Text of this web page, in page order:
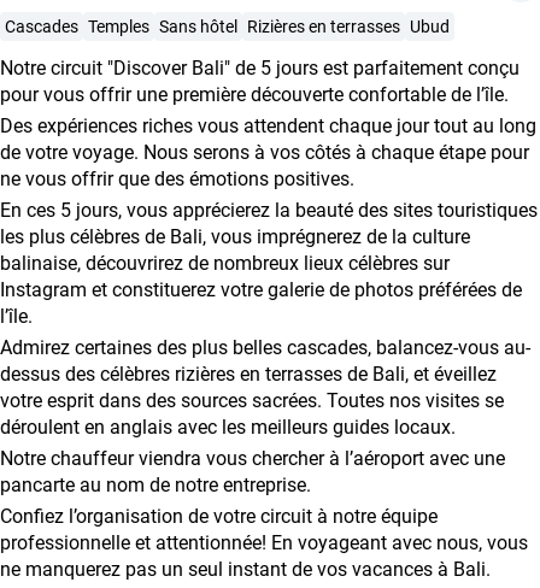
Coopération
agences
de
voyage
Conditions
générales
Cascades Temples Sans hôtel Rizières en terrasses Ubud
Notre circuit "Discover Bali" de 5 jours est parfaitement conçu
pour vous offrir une première découverte confortable de l’île.
Des expériences riches vous attendent chaque jour tout au long
de votre voyage. Nous serons à vos côtés à chaque étape pour
ne vous offrir que des émotions positives.
En ces 5 jours, vous apprécierez la beauté des sites touristiques
les plus célèbres de Bali, vous imprégnerez de la culture
balinaise, découvrirez de nombreux lieux célèbres sur
Instagram et constituerez votre galerie de photos préférées de
l’île.
Admirez certaines des plus belles cascades, balancez-vous au-
dessus des célèbres rizières en terrasses de Bali, et éveillez
votre esprit dans des sources sacrées. Toutes nos visites se
déroulent en anglais avec les meilleurs guides locaux.
Notre chauffeur viendra vous chercher à l’aéroport avec une
pancarte au nom de notre entreprise.
Confiez l’organisation de votre circuit à notre équipe
professionnelle et attentionnée! En voyageant avec nous, vous
ne manquerez pas un seul instant de vos vacances à Bali.